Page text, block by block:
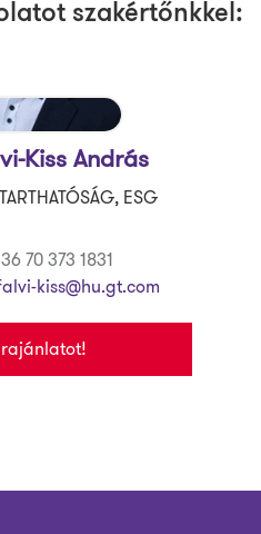
szakértőnkkel:
Kiss András
ESG
70 373 1831
kiss@hu.gt.com